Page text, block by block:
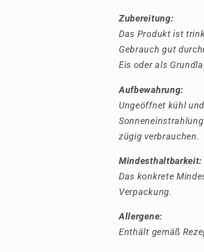
Zubereitung:
Das Produkt ist
Gebrauch gut
Eis oder als
Aufbewahrung:
Ungeöffnet kühl
zügig verbrauchen.
Mindesthaltbarkeit:
Das konkrete
Verpackung.
Allergene:
Enthält gemäß